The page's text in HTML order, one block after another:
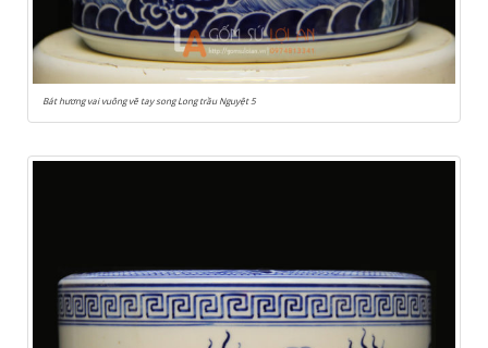
Bát hương vai vuông vẽ tay song Long trầu Nguyệt 5